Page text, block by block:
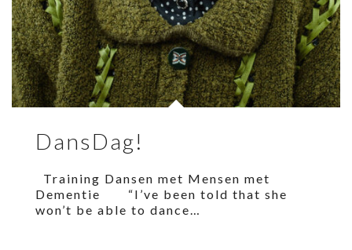
DansDag!
Training Dansen met Mensen met
Dementie “I’ve been told that she
won’t be able to dance…